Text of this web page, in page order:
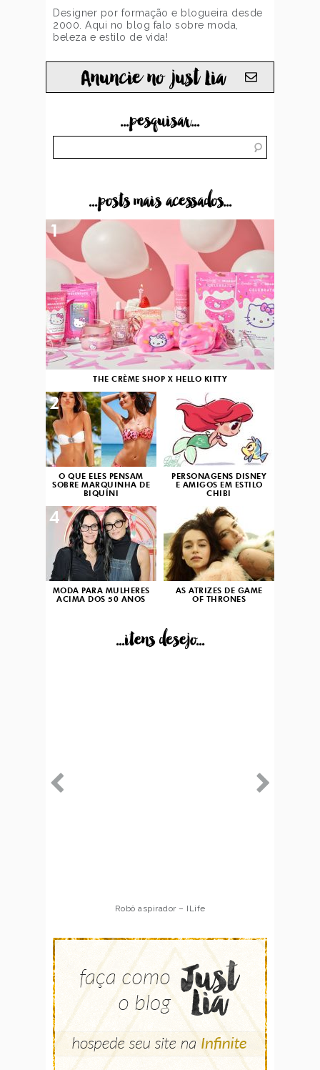
Designer por formação e blogueira desde
2000. Aqui no blog falo sobre moda,
beleza e estilo de vida!
Anuncie no just Lia
...pesquisar...
...posts mais acessados...
THE CRÈME SHOP X HELLO KITTY
1
O QUE ELES PENSAM
SOBRE MARQUINHA DE
BIQUÍNI
2
PERSONAGENS DISNEY
E AMIGOS EM ESTILO
CHIBI
3
MODA PARA MULHERES
ACIMA DOS 50 ANOS
4
AS ATRIZES DE GAME
OF THRONES
...itens desejo...
Robô aspirador – ILife